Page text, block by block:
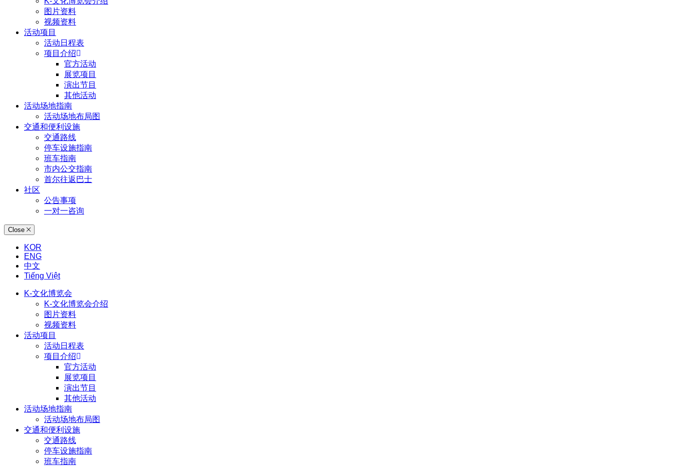
图片资料
视频资料
活动项目
活动日程表
项目介绍
官方活动
展览项目
演出节目
其他活动
活动场地指南
活动场地布局图
交通和便利设施
交通路线
停车设施指南
班车指南
市内公交指南
首尔往返巴士
社区
公告事项
一对一咨询
Close
KOR
ENG
中文
Tiếng Việt
K-文化博览会
K-文化博览会介绍
图片资料
视频资料
活动项目
活动日程表
项目介绍
官方活动
展览项目
演出节目
其他活动
活动场地指南
活动场地布局图
交通和便利设施
交通路线
停车设施指南
班车指南